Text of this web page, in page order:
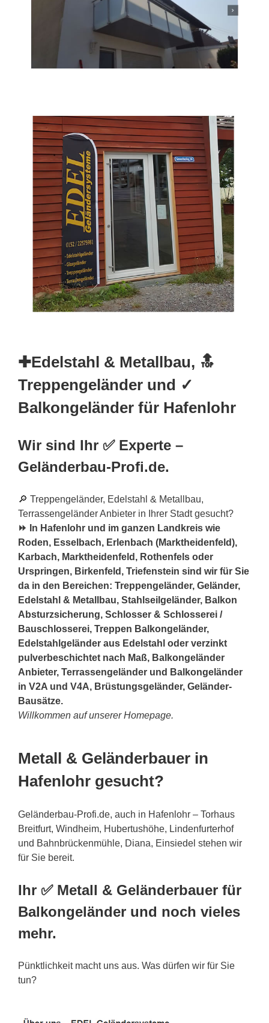
✚Edelstahl & Metallbau, 🔝
Treppengeländer und ✓
Balkongeländer für Hafenlohr
Wir sind Ihr ✅ Experte –
Geländerbau-Profi.de.
🔎 Treppengeländer, Edelstahl & Metallbau,
Terrassengeländer Anbieter in Ihrer Stadt gesucht?
⏩ In Hafenlohr und im ganzen Landkreis wie
Roden, Esselbach, Erlenbach (Marktheidenfeld),
Karbach, Marktheidenfeld, Rothenfels oder
Urspringen, Birkenfeld, Triefenstein sind wir für Sie
da in den Bereichen: Treppengeländer, Geländer,
Edelstahl & Metallbau, Stahlseilgeländer, Balkon
Absturzsicherung, Schlosser & Schlosserei /
Bauschlosserei, Treppen Balkongeländer,
Edelstahlgeländer aus Edelstahl oder verzinkt
pulverbeschichtet nach Maß, Balkongeländer
Anbieter, Terrassengeländer und Balkongeländer
in V2A und V4A, Brüstungsgeländer, Geländer-
Bausätze.
Willkommen auf unserer Homepage.
Metall & Geländerbauer in
Hafenlohr gesucht?
Geländerbau-Profi.de, auch in Hafenlohr – Torhaus
Breitfurt, Windheim, Hubertushöhe, Lindenfurterhof
und Bahnbrückenmühle, Diana, Einsiedel stehen wir
für Sie bereit.
Ihr ✅ Metall & Geländerbauer für
Balkongeländer und noch vieles
mehr.
Pünktlichkeit macht uns aus. Was dürfen wir für Sie
tun?